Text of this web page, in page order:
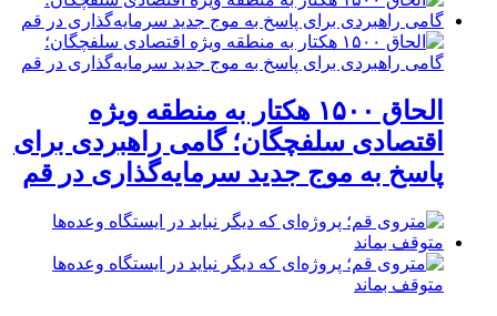
الحاق ۱۵۰۰ هکتار به منطقه ویژه
اقتصادی سلفچگان؛ گامی راهبردی برای
پاسخ به موج جدید سرمایه‌گذاری در قم